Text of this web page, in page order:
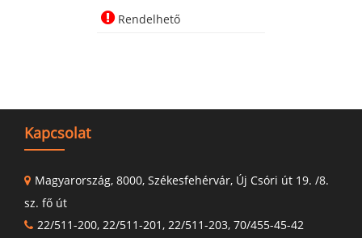
Rendelhető
Kapcsolat
Magyarország, 8000, Székesfehérvár, Új Csóri út 19. /8.
sz. fő út
22/511-200, 22/511-201, 22/511-203, 70/455-45-42